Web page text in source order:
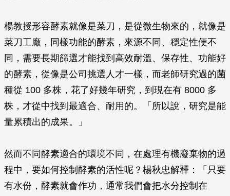
楊教授形容酵素就像是菜刀，是從微生物來的，就像是
菜刀工廠，同樣功能的酵素，來源不同、穩定性便不
同，需要長期篩選才能找到高效耐溫、保存性、功能好
的酵素，從像是公司挑選人才一樣，而老師研究過的菌
種從 100 多株，花了好幾年研究，到現在有 8000 多
株，才從中找到最適合、耐用的。「所以說，研究是能
量累積出的成果。」
然而不同酵素適合的環境不同，在處理有機廢棄物的過
程中，要如何控制酵素的活性呢？楊秋忠解釋：「只要
有水份，酵素就會作功，通常我們會把水分控制在